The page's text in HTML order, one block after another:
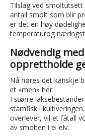
Tilslag ved
antall smolt som blir
er det en høy
temperaturog
Nødvendig
opprettholde
Nå høres det kanskje
et «men» her:
I større
stamfisk i
overlever, vil et fåtall
av smolten i ei elv.